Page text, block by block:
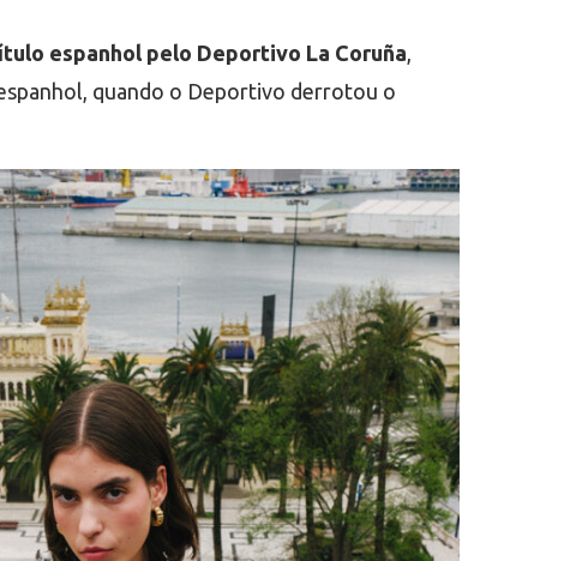
espanhol pelo Deportivo La Coruña,
quando o Deportivo derrotou o